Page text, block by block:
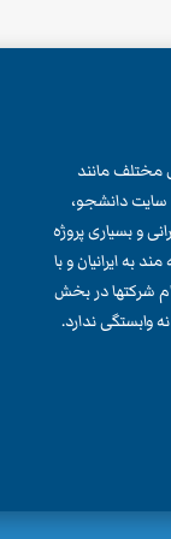
از سال 2003، پروژه های مختلف مانند
سایت دانشجو،
ایرانی و بسیاری پروژه
به ایرانیان و با
شرکتها در بخش
وابستگی ندارد.